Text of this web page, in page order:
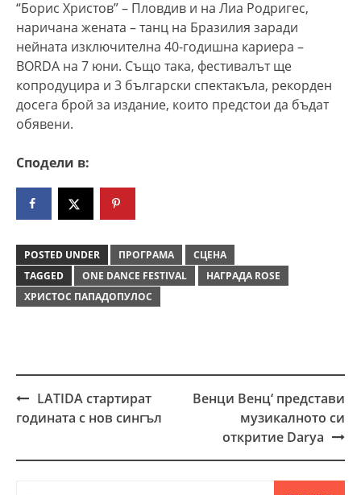
“Борис Христов” – Пловдив и на Лиа Родригес,
наричана жената – танц на Бразилия заради
нейната изключителна 40-годишна кариера –
BORDA на 7 юни. Също така, фестивалът ще
копродуцира и 3 български спектакъла, рекорден
досега брой за издание, които предстои да бъдат
обявени.
Сподели в:
POSTED UNDER ПРОГРАМА
СЦЕНА
TAGGED
ONE DANCE FESTIVAL
НАГРАДА ROSE
ХРИСТОС ПАПАДОПУЛОС
Post
navigation
LATIDA стартират
годината с нов сингъл
Венци Венц‘ представи
музикалното си
откритие Darya